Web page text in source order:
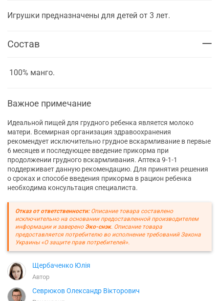
Игрушки предназначены для детей от 3 лет.
Состав
100% манго.
Важное примечание
Идеальной пищей для грудного ребенка является молоко
матери. Всемирная организация здравоохранения
рекомендует исключительно грудное вскармливание в первые
6 месяцев и последующее введение прикорма при
продолжении грудного вскармливания. Аптека 9-1-1
поддерживает данную рекомендацию. Для принятия решения
о сроках и способе введения прикорма в рацион ребенка
необходима консультация специалиста.
Отказ от ответственности:Описание товара составлено
исключительно на основании предоставленной производителем
информации и заверено Эко-снэк. Описание товара
предоставляется потребителю во исполнение требований Закона
Украины «О защите прав потребителей».
Щербаченко Юлія
Автор
Севрюков Олександр Вікторович